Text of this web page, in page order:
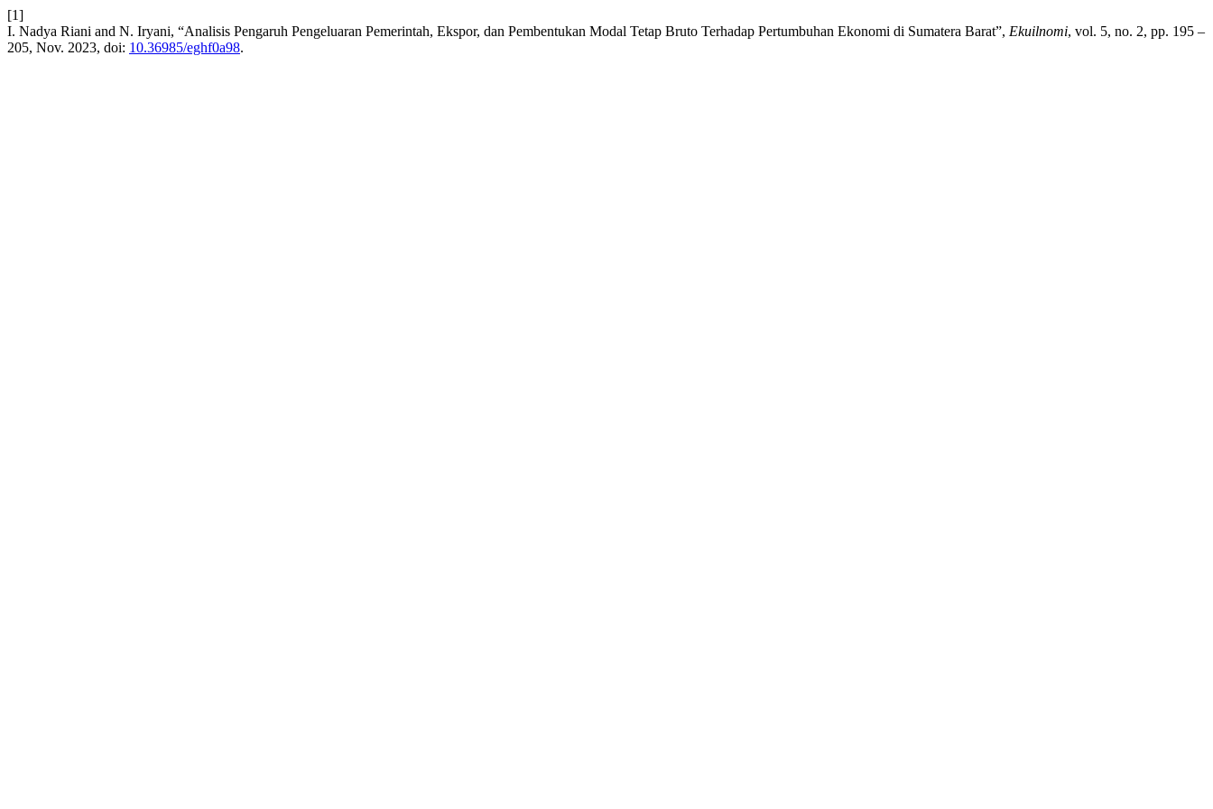
[1]
I. Nadya Riani and N. Iryani, “Analisis Pengaruh Pengeluaran Pemerintah, Ekspor, dan Pembentukan Modal Tetap Bruto Terhadap Pertumbuhan Ekonomi di Sumatera Barat”, Ekuilnomi, vol. 5, no. 2, pp. 195 –
205, Nov. 2023, doi: 10.36985/eghf0a98.